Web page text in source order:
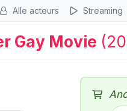
Alle acteurs Streaming
Gay Movie